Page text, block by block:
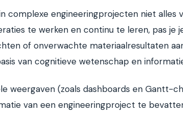
complexe engineeringprojecten niet alles
te werken en continu te leren, pas je
of onverwachte materiaalresultaten
van cognitieve wetenschap en
weergaven (zoals dashboards en Gantt-
van een engineeringproject te